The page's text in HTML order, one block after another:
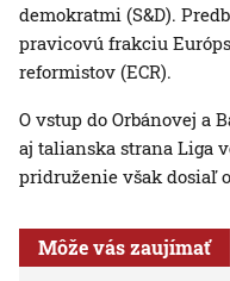
demokratmi (S&D).
pravicovú frakciu
reformistov (ECR).
O vstup do Orbánovej a
aj talianska strana Liga
pridruženie však dosiaľ
Môže vás zaujímať